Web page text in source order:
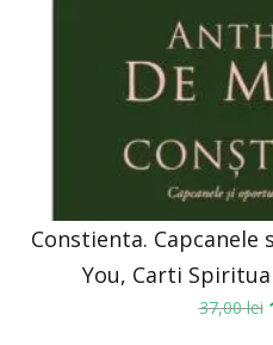
Constienta.
You, Carti
37,00lei